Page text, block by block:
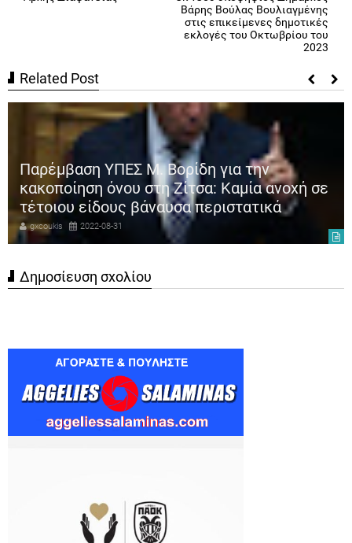
Βάρης Βούλας Βουλιαγμένης
στις επικείμενες δημοτικές
εκλογές του Οκτωβρίου του
2023
Related Post
Παρέμβαση ΥΠΕΣ Μ. Βορίδη για την
κακοποίηση όνου στη Ζίτσα: Καμία ανοχή σε
τέτοιου είδους βάναυσα περιστατικά
gxcoukis 2022-08-31
Δημοσίευση σχολίου